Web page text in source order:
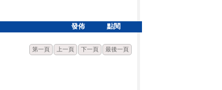
發佈 點閱
第一頁 上一頁 下一頁 最後一頁